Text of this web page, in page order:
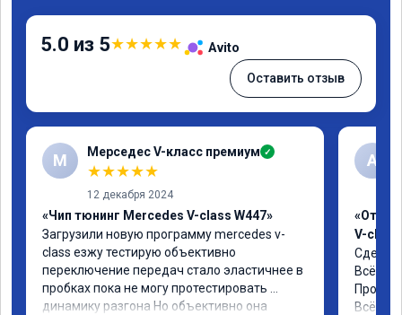
5.0 из 5★★★★★ Avito
Оставить отзыв
М Мерседес V-класс премиум ✓
★★★★★
12 декабря 2024
«Чип тюнинг Mercedes V-class W447»
Загрузили новую программу mercedes v-
class езжу тестирую объективно
переключение передач стало эластичнее в
пробках пока не могу протестировать
динамику разгона Но объективно она
A
V-class
Всё
Всё